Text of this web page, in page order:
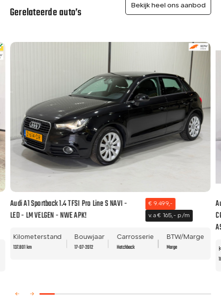
Gerelateerde auto’s Bekijk heel ons aanbod
Audi A1 Sportback 1.4 TFSI Pro Line S NAVI -
LED - LM VELGEN - NWE APK!
€ 9.499,-
v.a € 165,- p/m
Kilometerstand
137.801 km
Bouwjaar
17-07-2012
Carrosserie
Hatchback
BTW/Marge
Marge